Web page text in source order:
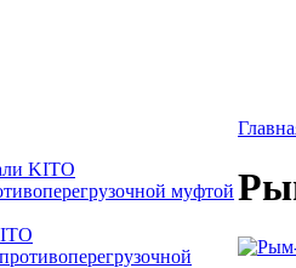
KITO
муфтой